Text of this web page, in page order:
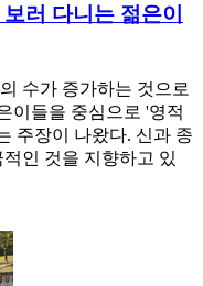
러 다니는 젊은이
수가 증가하는 것으로
이들을 중심으로 '영적
주장이 나왔다. 신과 종
인 것을 지향하고 있